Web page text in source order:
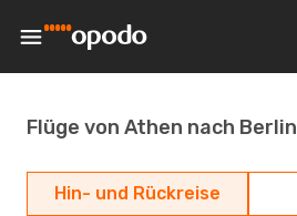
Flüge von Athen nach Berlin
Hin- und Rückreise